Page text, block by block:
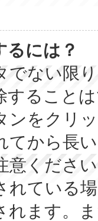
るには？
でない限
すること
ンをクリ
てから長
意くださ
れている
れます。